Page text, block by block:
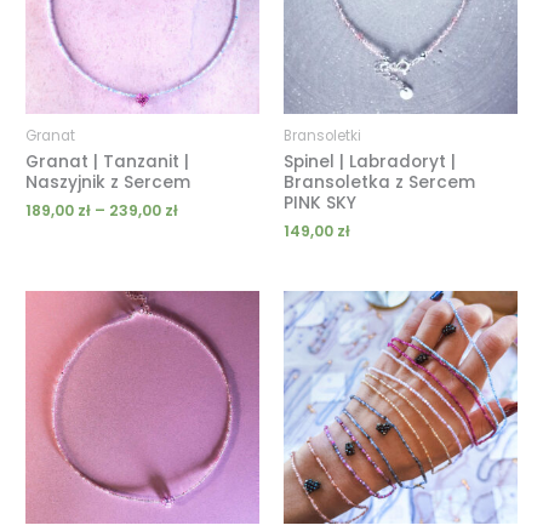
Granat
Granat | Tanzanit |
Naszyjnik z Sercem
189,00 zł – 239,00 zł
Bransoletki
Spinel | Labradoryt |
Bransoletka z Sercem
PINK SKY
149,00 zł
cen:
od
189,00 zł
239,00 zł
Zakres
cen:
od
189,00 zł
do
239,00 zł